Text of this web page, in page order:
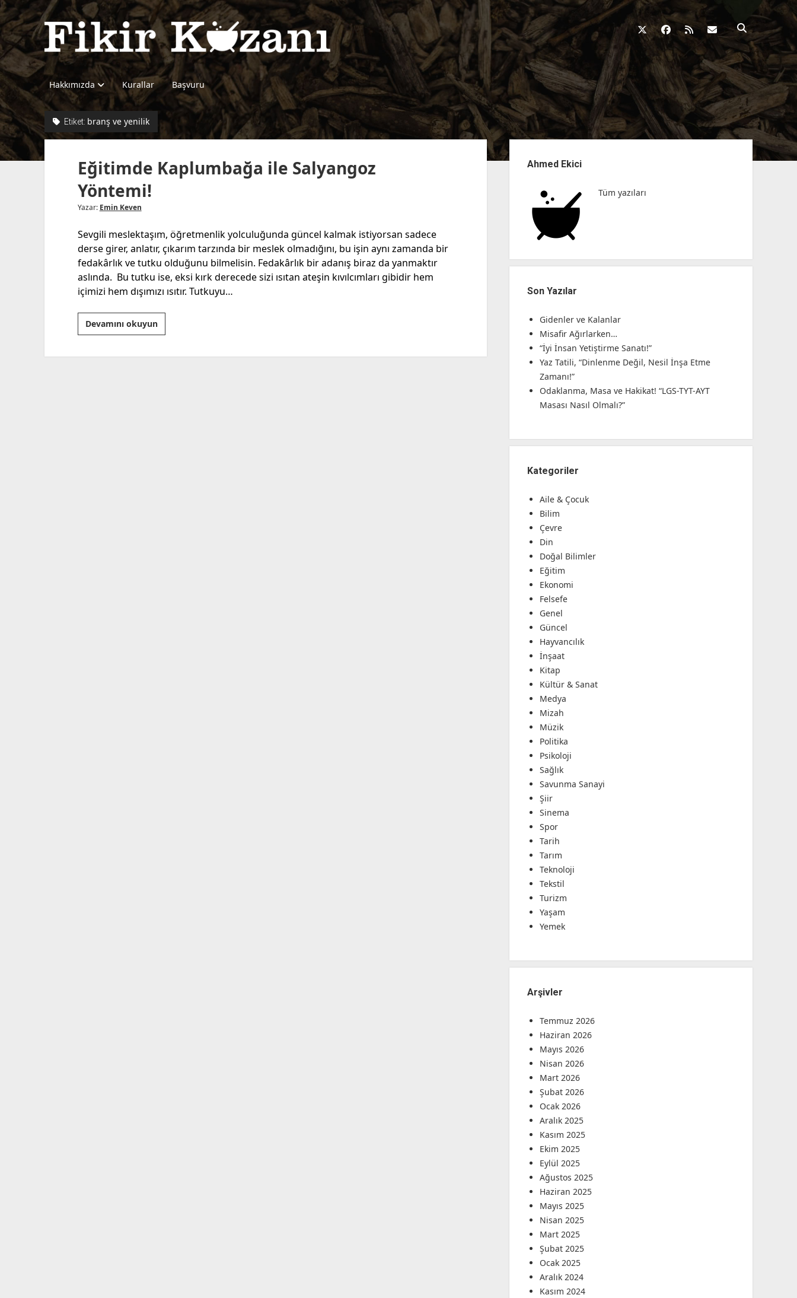
Fikir
Kazanı
twitterfacebook
rss
Hakkımızda Kurallar Başvuru
Etiket: branş ve yenilik
Eğitimde Kaplumbağa ile Salyangoz
Yöntemi!
Yazar: Emin Keven
Sevgili meslektaşım, öğretmenlik yolculuğunda güncel kalmak istiyorsan sadece
derse girer, anlatır, çıkarım tarzında bir meslek olmadığını, bu işin aynı zamanda bir
fedakârlık ve tutku olduğunu bilmelisin. Fedakârlık bir adanış biraz da yanmaktır
aslında. Bu tutku ise, eksi kırk derecede sizi ısıtan ateşin kıvılcımları gibidir hem
içimizi hem dışımızı ısıtır. Tutkuyu…
Devamını okuyunEğitimde
Kaplumbağa
MenüAhmed Ekici
Tüm yazıları
Son Yazılar
Gidenler ve Kalanlar
Misafir Ağırlarken…
“İyi İnsan Yetiştirme Sanatı!”
Yaz Tatili, “Dinlenme Değil, Nesil İnşa Etme
Zamanı!”
Odaklanma, Masa ve Hakikat! “LGS-TYT-AYT
Masası Nasıl Olmalı?”
Kategoriler
Aile & Çocuk
Bilim
Çevre
Din
Doğal Bilimler
Eğitim
Ekonomi
Felsefe
Genel
Güncel
Hayvancılık
İnşaat
Kitap
Kültür & Sanat
Medya
Mizah
Müzik
Politika
Psikoloji
Sağlık
Savunma Sanayi
Şiir
Sinema
Spor
Tarih
Tarım
Teknoloji
Tekstil
Turizm
Yaşam
Yemek
Arşivler
Temmuz 2026
Haziran 2026
Mayıs 2026
Nisan 2026
Mart 2026
Şubat 2026
Ocak 2026
Aralık 2025
Kasım 2025
Ekim 2025
Eylül 2025
Ağustos 2025
Haziran 2025
Mayıs 2025
Nisan 2025
Mart 2025
Şubat 2025
Ocak 2025
Aralık 2024
Kasım 2024